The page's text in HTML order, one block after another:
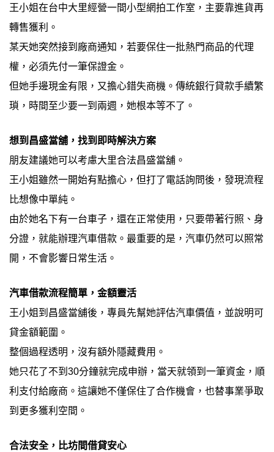
王小姐在台中大里經營一間小型網拍工作室，主要靠進貨再
轉售獲利。
某天她突然接到廠商通知，若要保住一批熱門商品的代理
權，必須先付一筆保證金。
但她手邊現金有限，又擔心錯失商機。傳統銀行貸款手續繁
瑣，時間至少要一到兩週，她根本等不了。
想到昌盛當舖，找到即時解決方案
朋友建議她可以考慮大里合法昌盛當舖。
王小姐雖然一開始有點擔心，但打了電話詢問後，發現流程
比想像中單純。
由於她名下有一台車子，還在正常使用，只要帶著行照、身
分證，就能辦理汽車借款。最重要的是，汽車仍然可以照常
開，不會影響日常生活。
汽車借款流程簡單，金額靈活
王小姐到昌盛當舖後，專員先幫她評估汽車價值，並說明可
貸金額範圍。
整個過程透明，沒有額外隱藏費用。
她只花了不到30分鐘就完成申辦，當天就領到一筆資金，順
利支付給廠商。這讓她不僅保住了合作機會，也替事業爭取
到更多獲利空間。
合法安全，比坊間借貸安心